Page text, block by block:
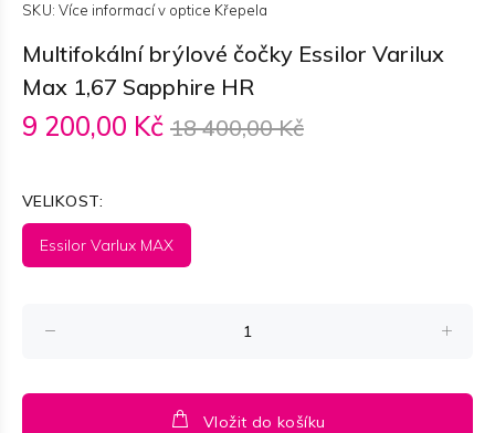
SKU: Více informací v optice Křepela
Multifokální brýlové čočky Essilor Varilux
Max 1,67 Sapphire HR
9 200,00 Kč 18 400,00 Kč
VELIKOST:
Essilor Varlux MAX
Vložit do košíku